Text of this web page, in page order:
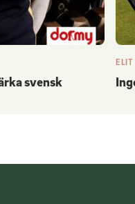
svensk
ELIT